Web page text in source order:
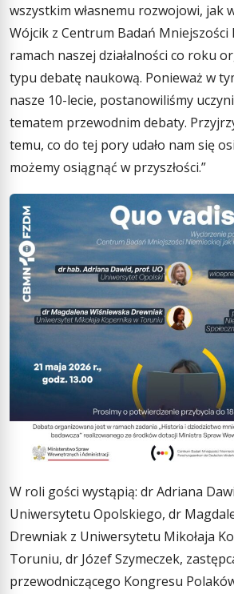
wszystkim własnemu rozwojowi, jak
Wójcik z Centrum Badań Mniejszości
ramach naszej działalności co roku
typu debatę naukową. Ponieważ w
nasze 10-lecie, postanowiliśmy
tematem przewodnim debaty.
temu, co do tej pory udało nam się
możemy osiągnąć w przyszłości.”
W roli gości wystąpią: dr Adriana
Uniwersytetu Opolskiego, dr
Drewniak z Uniwersytetu Mikołaja
Toruniu, dr Józef Szymeczek,
przewodniczącego Kongresu